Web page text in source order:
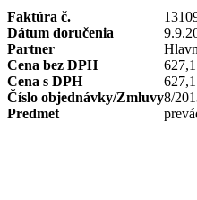
Faktúra č.
Dátum doručenia
Partner
Cena bez DPH
627,1
Cena s DPH
627,1
Číslo objednávky/Zmluvy8/
Predmet